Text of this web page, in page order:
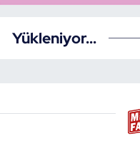
Yükleniyor...